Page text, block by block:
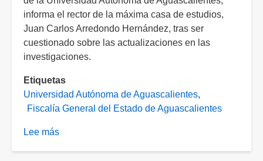
informa el rector de la máxima casa de estudios,
Juan Carlos Arredondo Hernández, tras ser
cuestionado sobre las actualizaciones en las
investigaciones.
Etiquetas
Universidad Autónoma de Aguascalientes
Fiscalía General del Estado de Aguascalientes
Lee más